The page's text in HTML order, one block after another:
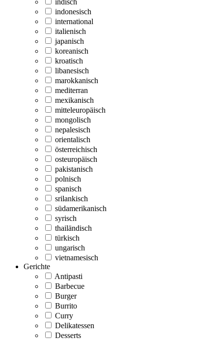
indonesisch
international
italienisch
japanisch
koreanisch
kroatisch
libanesisch
marokkanisch
mediterran
mexikanisch
mitteleuropäisch
mongolisch
nepalesisch
orientalisch
österreichisch
osteuropäisch
pakistanisch
polnisch
spanisch
srilankisch
südamerikanisch
syrisch
thailändisch
türkisch
ungarisch
vietnamesisch
Gerichte
Antipasti
Barbecue
Burger
Burrito
Curry
Delikatessen
Desserts